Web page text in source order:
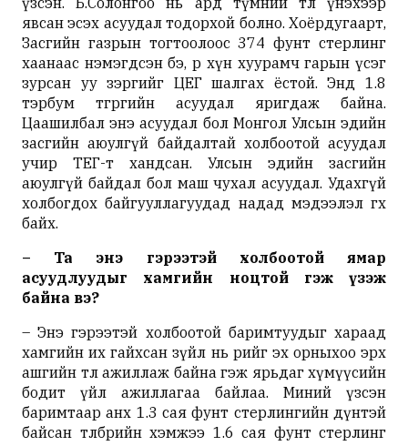
явсан эсэх асуудал тодорхой болно. Хоёрдугаарт,
Засгийн газрын тогтоолоос 374 фунт стерлинг
хаанаас нэмэгдсэн бэ, өөр хүн хуурамч гарын үсэг
зурсан уу зэргийг ЦЕГ шалгах ёстой. Энд 1.8
тэрбум төгрөгийн асуудал яригдаж байна.
Цаашилбал энэ асуудал бол Монгол Улсын эдийн
засгийн аюулгүй байдалтай холбоотой асуудал
учир ТЕГ-т хандсан. Улсын эдийн засгийн
аюулгүй байдал бол маш чухал асуудал. Удахгүй
холбогдох байгууллагуудад надад мэдээлэл өгөх
байх.
– Та энэ гэрээтэй холбоотой ямар
асуудлуудыг хамгийн ноцтой гэж үзэж
байна вэ?
– Энэ гэрээтэй холбоотой баримтуудыг хараад
хамгийн их гайхсан зүйл нь өөрийгөө эх орныхоо эрх
ашгийн төлөө ажиллаж байна гэж ярьдаг хүмүүсийн
бодит үйл ажиллагаа байлаа. Миний үзсэн
баримтаар анх 1.3 сая фунт стерлингийн дүнтэй
байсан төлбөрийн хэмжээ 1.6 сая фунт стерлинг